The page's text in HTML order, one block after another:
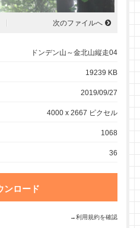
次のファイルへ
ドンデン山～金北山縦走04
19239 KB
2019/09/27
4000 x 2667 ピクセル
1068
36
ンロード
→利用規約を確認